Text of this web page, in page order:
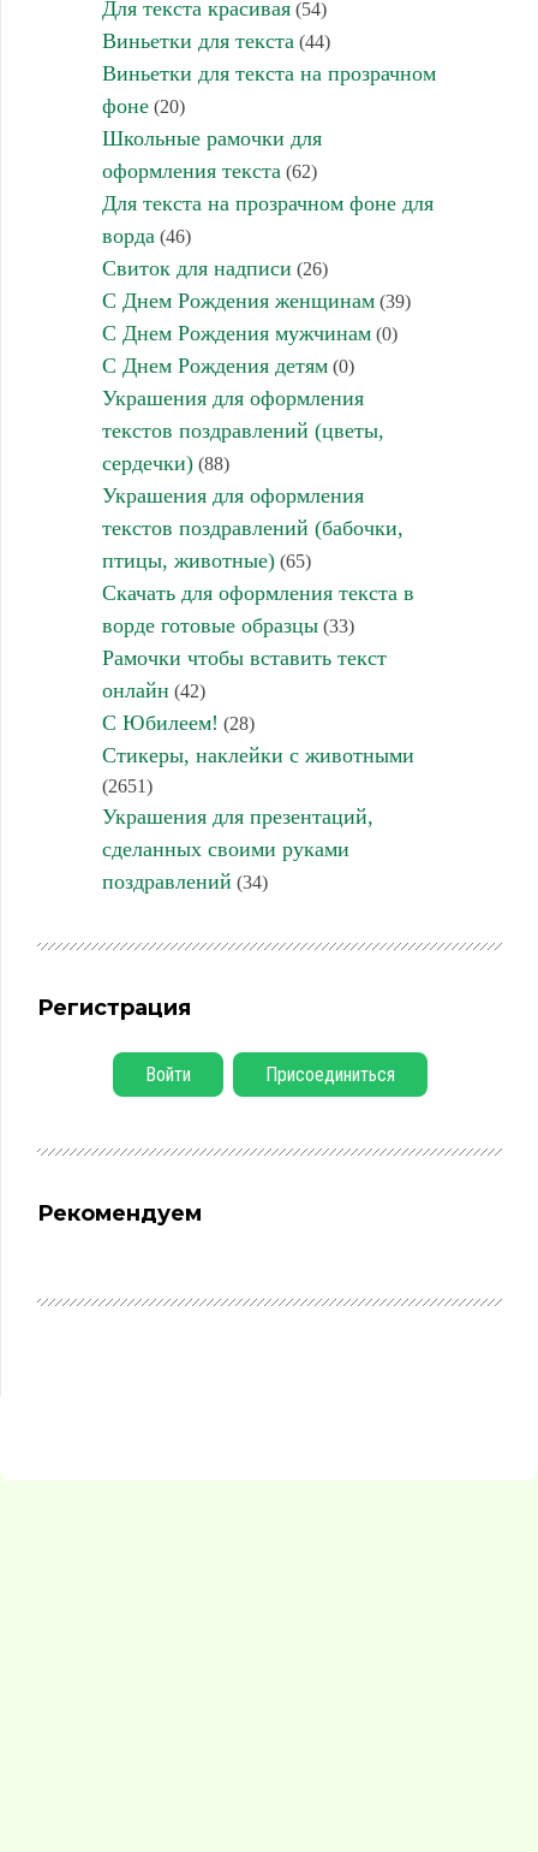
Для текста красивая(54)
Виньетки для текста (44)
Виньетки для текста на прозрачном
фоне(20)
Школьные рамочки для
оформления текста (62)
Для текста на прозрачном фоне для
ворда (46)
Свиток для надписи (26)
С Днем Рождения женщинам(39)
С Днем Рождения мужчинам(0)
С Днем Рождения детям(0)
Украшения для оформления
текстов поздравлений (цветы,
сердечки)(88)
Украшения для оформления
текстов поздравлений (бабочки,
птицы, животные)(65)
Скачать для оформления текста в
ворде готовые образцы(33)
Рамочки чтобы вставить текст
онлайн (42)
С Юбилеем! (28)
Стикеры, наклейки с животными
(2651)
Украшения для презентаций,
сделанных своими руками
поздравлений (34)
Регистрация
Войти Присоединиться
Рекомендуем